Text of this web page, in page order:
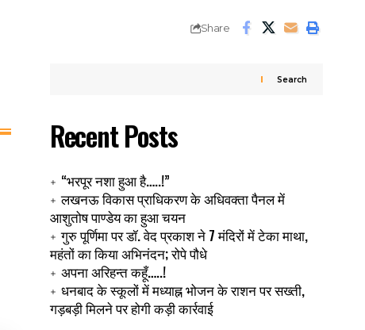
Share
Search
Recent Posts
“भरपूर नशा हुआ है…..!”
लखनऊ विकास प्राधिकरण के अधिवक्ता पैनल में
आशुतोष पाण्डेय का हुआ चयन
गुरु पूर्णिमा पर डॉ. वेद प्रकाश ने 7 मंदिरों में टेका माथा,
महंतों का किया अभिनंदन; रोपे पौधे
अपना अरिहन्त कहूँ…..!
धनबाद के स्कूलों में मध्याह्न भोजन के राशन पर सख्ती,
गड़बड़ी मिलने पर होगी कड़ी कार्रवाई